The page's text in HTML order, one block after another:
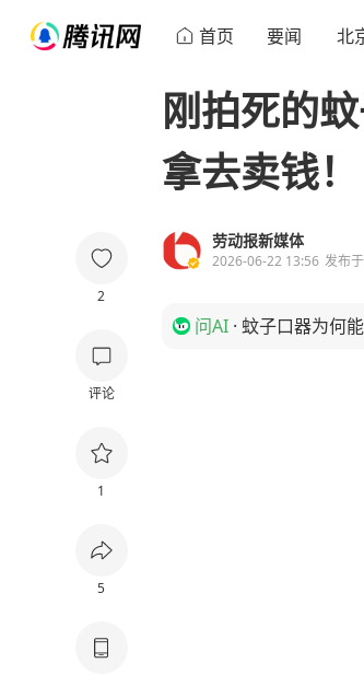
首页 要闻 北
2
评论
1
5
刚拍死的
拿去卖钱！
劳动报新媒体
2026-06-22 13:56 发布于
问AI · 蚊子口器为何